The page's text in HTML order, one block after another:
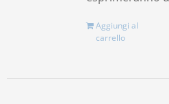
Aggiungi al
carrello